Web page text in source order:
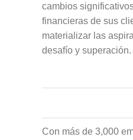
cambios
financieras de sus
materializar las
desafío y superación.
Con más de 3,000